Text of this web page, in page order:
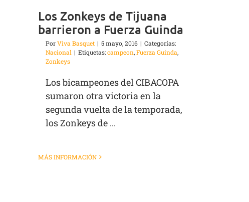
Los Zonkeys de Tijuana
barrieron a Fuerza Guinda
PorViva Basquet | 5 mayo, 2016 | Categorías:
Nacional | Etiquetas:campeon,Fuerza Guinda,
Zonkeys
Los bicampeones del CIBACOPA
sumaron otra victoria en la
segunda vuelta de la temporada,
los Zonkeys de ...
MÁS INFORMACIÓN